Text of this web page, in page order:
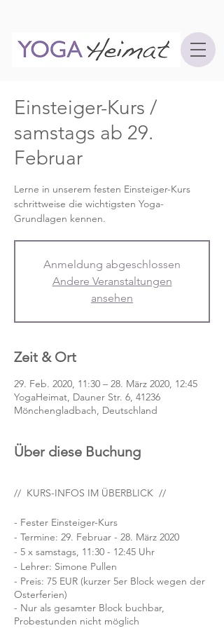
Einsteiger-Kurs /
samstags ab 29.
Februar
Lerne in unserem festen Einsteiger-Kurs
schrittweise die wichtigsten Yoga-
Grundlagen kennen.
Anmeldung abgeschlossen
Andere Veranstaltungen
ansehen
Zeit & Ort
29. Feb. 2020, 11:30 – 28. März 2020, 12:45
YogaHeimat, Dauner Str. 6, 41236
Mönchengladbach, Deutschland
Über diese Buchung
// KURS-INFOS IM ÜBERBLICK //
- Fester Einsteiger-Kurs
- Termine: 29. Februar - 28. März 2020
- 5 x samstags, 11:30 - 12:45 Uhr
- Lehrer: Simone Pullen
- Preis: 75 EUR (kurzer 5er Block wegen der
Osterferien)
- Nur als gesamter Block buchbar,
Probestunden nicht möglich